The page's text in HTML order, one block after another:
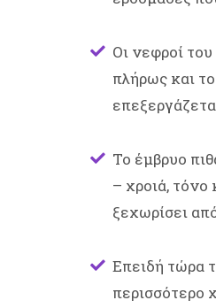
Οι νεφροί
πλήρως και
Το έμβρυο
– χροιά, τόνο
ξεχωρίσει
Επειδή τώρα
περισσότερο